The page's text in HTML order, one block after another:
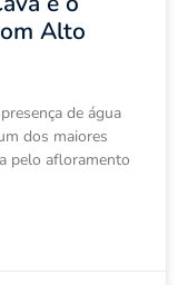
Alto
de água
dos maiores
pelo afloramento